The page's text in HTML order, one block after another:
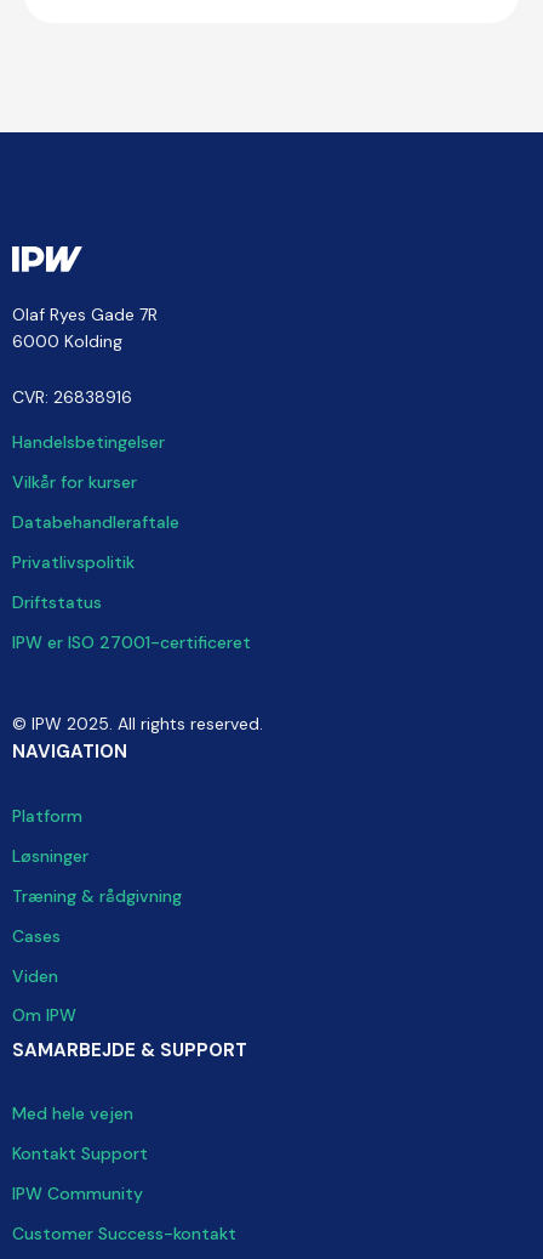
Olaf Ryes Gade 7R
6000 Kolding
CVR: 26838916
Handelsbetingelser
Vilkår for kurser
Databehandleraftale
Privatlivspolitik
Driftstatus
IPW er ISO 27001-certificeret
© IPW 2025. All rights reserved.
NAVIGATION
Platform
Løsninger
Træning & rådgivning
Cases
Viden
Om IPW
SAMARBEJDE & SUPPORT
Med hele vejen
Kontakt Support
IPW Community
Customer Success-kontakt